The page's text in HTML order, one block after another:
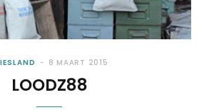
8 MAART 2015
LOODZ88